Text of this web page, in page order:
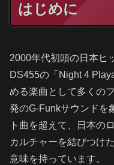
はじめに
2000年代初頭の日本ヒ
DS455の「Night 4
める楽曲として多くの
発のG-Funkサウンドを
ト曲を超えて、日本の
カルチャーを結びつけ
意味を持っています。